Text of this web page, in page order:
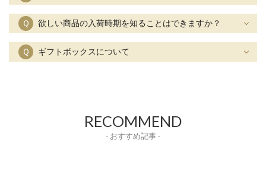
Ｑ 欲しい商品の入荷時期を知ることはできますか？
Ｑ ギフトボックスについて
RECOMMEND
- おすすめ記事 -